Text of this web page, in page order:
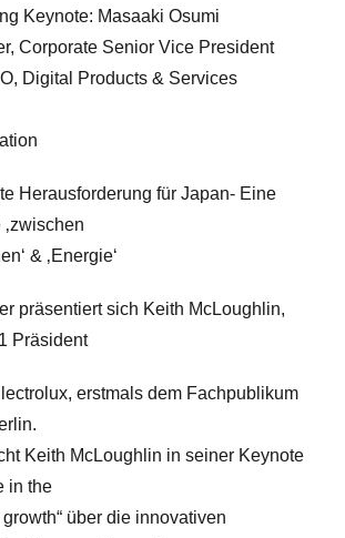
Keynote: Masaaki Osumi
Corporate Senior Vice President
Digital Products & Services
Herausforderung für Japan- Eine
& ‚Energie‘
präsentiert sich Keith McLoughlin,
Präsident
erstmals dem Fachpublikum
Keith McLoughlin in seiner Keynote
in the
über die innovativen